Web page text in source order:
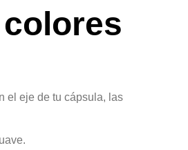
el eje de tu cápsula, las